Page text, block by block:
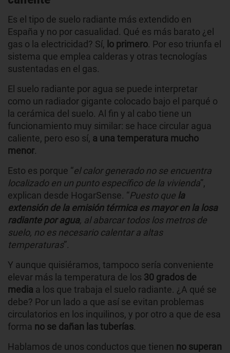
Es el tipo de suelo radiante más extendido en
España y no por casualidad. Qué es más barato ¿el
gas o la electricidad? Sí, lo primero. Por eso triunfa el
sistema que emplea calderas y otras tecnologías
sustentadas en el gas.
El suelo radiante por agua se puede interpretar
como un radiador gigante colocado bajo el parqué o
la cerámica del suelo. Al fin y al cabo tiene un
funcionamiento muy similar: se hace circular agua
caliente, pero eso sí, a una temperatura mucho
menor.
Esto es porque “el calor generado no se encuentra
localizado en un punto específico de la vivienda”,
explican desde HogarSense. “Puesto que la
extensión de la emisión térmica es mayor en la losa
radiante por agua, al abarcar todos los metros de
suelo, no es necesario calentar a altas
temperaturas”.
Y aunque quisiéramos, tampoco sería conveniente
elevar más la temperatura de los 30 grados de
media a los que trabaja el suelo radiante. ¿A qué se
debe? Por un lado a que así se evitan problemas
circulatorios en los inquilinos, y por otro a que de esa
forma no se dañan las tuberías.
Hablamos de unos conductos que tienen no superan